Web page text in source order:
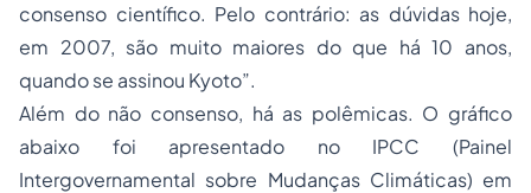
consenso científico. Pelo contrário: as dúvidas hoje,
em 2007, são muito maiores do que há 10 anos,
quando se assinou Kyoto”.
Além do não consenso, há as polêmicas. O gráfico
abaixo foi apresentado no IPCC (Painel
Intergovernamental sobre Mudanças Climáticas) em